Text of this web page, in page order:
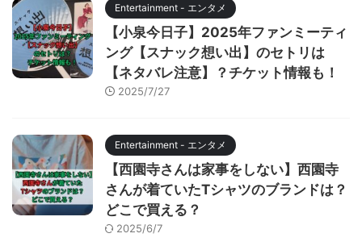
Entertainment - エンタメ
【小泉今日子】2025年ファンミーティ
ング【スナック想い出】のセトリは
【ネタバレ注意】？チケット情報も！
2025/7/27
Entertainment - エンタメ
【西園寺さんは家事をしない】西園寺
さんが着ていたTシャツのブランドは？
どこで買える？
2025/6/7